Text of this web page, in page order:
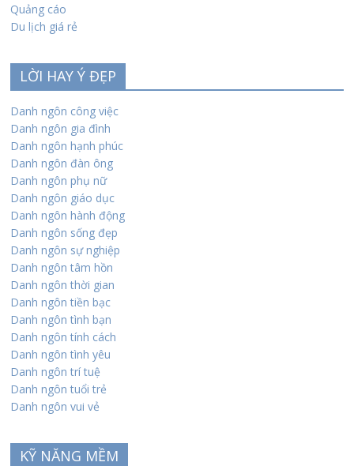
Quảng cáo
Du lịch giá rẻ
LỜI HAY Ý ĐẸP
Danh ngôn công việc
Danh ngôn gia đình
Danh ngôn hạnh phúc
Danh ngôn đàn ông
Danh ngôn phụ nữ
Danh ngôn giáo dục
Danh ngôn hành động
Danh ngôn sống đẹp
Danh ngôn sự nghiệp
Danh ngôn tâm hồn
Danh ngôn thời gian
Danh ngôn tiền bạc
Danh ngôn tình bạn
Danh ngôn tính cách
Danh ngôn tình yêu
Danh ngôn trí tuệ
Danh ngôn tuổi trẻ
Danh ngôn vui vẻ
KỸ NĂNG MỀM